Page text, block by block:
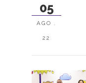
05
AGO .
22